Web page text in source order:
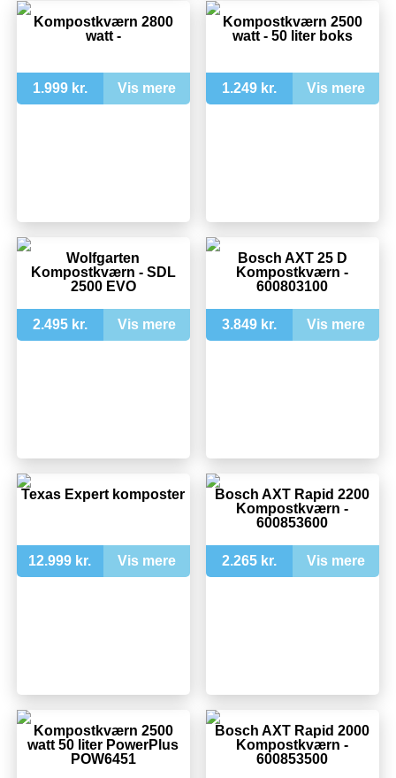
Kompostkværn 2800
watt -
1.999 kr. Vis mere
Kompostkværn 2500
watt - 50 liter boks
1.249 kr. Vis mere
Wolfgarten
Kompostkværn - SDL
2500 EVO
2.495 kr. Vis mere
Bosch AXT 25 D
Kompostkværn -
600803100
3.849 kr. Vis mere
Texas Expert komposter
12.999 kr. Vis mere
Bosch AXT Rapid 2200
Kompostkværn -
600853600
2.265 kr. Vis mere
Kompostkværn 2500
watt 50 liter PowerPlus
POW6451
Bosch AXT Rapid 2000
Kompostkværn -
600853500